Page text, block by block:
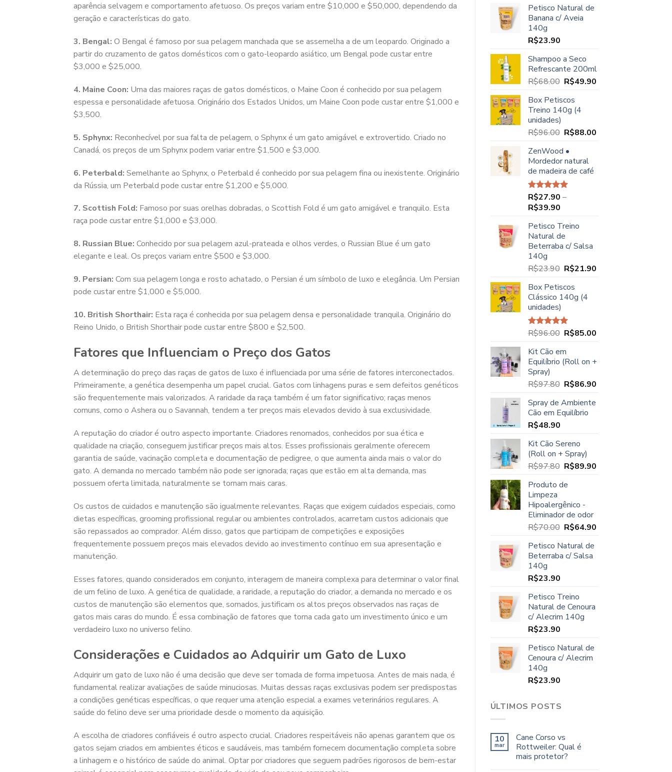
aparência selvagem e comportamento afetuoso. Os preços variam entre $10,000 e $50,000, dependendo da
geração e características do gato.
3. Bengal: O Bengal é famoso por sua pelagem manchada que se assemelha a de um leopardo. Originado a
partir do cruzamento de gatos domésticos com o gato-leopardo asiático, um Bengal pode custar entre
$3,000 e $25,000.
4. Maine Coon: Uma das maiores raças de gatos domésticos, o Maine Coon é conhecido por sua pelagem
espessa e personalidade afetuosa. Originário dos Estados Unidos, um Maine Coon pode custar entre $1,000 e
$3,500.
5. Sphynx: Reconhecível por sua falta de pelagem, o Sphynx é um gato amigável e extrovertido. Criado no
Canadá, os preços de um Sphynx podem variar entre $1,500 e $3,000.
6. Peterbald: Semelhante ao Sphynx, o Peterbald é conhecido por sua pelagem fina ou inexistente. Originário
da Rússia, um Peterbald pode custar entre $1,200 e $5,000.
7. Scottish Fold: Famoso por suas orelhas dobradas, o Scottish Fold é um gato amigável e tranquilo. Esta
raça pode custar entre $1,000 e $3,000.
8. Russian Blue: Conhecido por sua pelagem azul-prateada e olhos verdes, o Russian Blue é um gato
elegante e leal. Os preços variam entre $500 e $3,000.
9. Persian: Com sua pelagem longa e rosto achatado, o Persian é um símbolo de luxo e elegância. Um Persian
pode custar entre $1,000 e $5,000.
10. British Shorthair: Esta raça é conhecida por sua pelagem densa e personalidade tranquila. Originário do
Reino Unido, o British Shorthair pode custar entre $800 e $2,500.
Fatores que Influenciam o Preço dos Gatos
A determinação do preço das raças de gatos de luxo é influenciada por uma série de fatores interconectados.
Primeiramente, a genética desempenha um papel crucial. Gatos com linhagens puras e sem defeitos genéticos
são frequentemente mais valorizados. A raridade da raça também é um fator significativo; raças menos
comuns, como o Ashera ou o Savannah, tendem a ter preços mais elevados devido à sua exclusividade.
A reputação do criador é outro aspecto importante. Criadores renomados, conhecidos por sua ética e
qualidade na criação, conseguem justificar preços mais altos. Esses profissionais geralmente oferecem
garantia de saúde, vacinação completa e documentação de pedigree, o que aumenta ainda mais o valor do
gato. A demanda no mercado também não pode ser ignorada; raças que estão em alta demanda, mas
possuem oferta limitada, naturalmente se tornam mais caras.
Os custos de cuidados e manutenção são igualmente relevantes. Raças que exigem cuidados especiais, como
dietas específicas, grooming profissional regular ou ambientes controlados, acarretam custos adicionais que
são repassados ao comprador. Além disso, gatos que participam de competições e exposições
frequentemente possuem preços mais elevados devido ao investimento contínuo em sua apresentação e
manutenção.
Esses fatores, quando considerados em conjunto, interagem de maneira complexa para determinar o valor final
de um felino de luxo. A genética de qualidade, a raridade, a reputação do criador, a demanda no mercado e os
custos de manutenção são elementos que, somados, justificam os altos preços observados nas raças de
gatos mais caras do mundo. É essa combinação de fatores que torna cada gato um investimento único e um
verdadeiro luxo no universo felino.
Considerações e Cuidados ao Adquirir um Gato de Luxo
Adquirir um gato de luxo não é uma decisão que deve ser tomada de forma impetuosa. Antes de mais nada, é
fundamental realizar avaliações de saúde minuciosas. Muitas dessas raças exclusivas podem ser predispostas
a condições genéticas específicas, o que requer uma atenção especial a exames veterinários regulares. A
saúde do felino deve ser uma prioridade desde o momento da aquisição.
A escolha de criadores confiáveis é outro aspecto crucial. Criadores respeitáveis não apenas garantem que os
gatos sejam criados em ambientes éticos e saudáveis, mas também fornecem documentação completa sobre
a linhagem e o histórico de saúde do animal. Optar por criadores que seguem padrões rigorosos de bem-estar
original
era:
Petisco Natural de
Banana c/ Aveia
140g
R$23.90
Shampoo a Seco
Refrescante 200ml
R$68.00 O
original
era:
R$49.90
Box Petiscos
Treino 140g (4
unidades)
R$96.00 O
original
era:
R$96.00.
R$88.00
ZenWood •
Mordedor natural
de madeira de café
Avaliação
5.00de 5
R$27.90 –
R$39.90Faixa
preço:
R$27.90
através
Petisco Treino
Natural de
Beterraba c/ Salsa
140g
R$23.90 O
original
era:
R$21.90
Box Petiscos
Clássico 140g (4
unidades)
Avaliação
R$96.00 O
original
era:
R$85.00
é:
Kit Cão em
Equilíbrio (Roll on +
Spray)
R$97.80 O
original
era:
R$86.90
Spray de Ambiente
Cão em Equilíbrio
R$48.90
Kit Cão Sereno
(Roll on + Spray)
R$97.80 O
original
R$97.80.
R$89.90
Produto de
Limpeza
Hipoalergênico -
Eliminador de odor
R$70.00 O
original
era:
R$64.90
Petisco Natural de
Beterraba c/ Salsa
140g
R$23.90
Petisco Treino
Natural de Cenoura
c/ Alecrim 140g
R$23.90
Petisco Natural de
Cenoura c/ Alecrim
140g
R$23.90
ÚLTIMOS POSTS
10
mar
Cane Corso vs
Rottweiler: Qual é
mais protetor?